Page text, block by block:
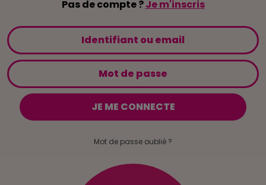
Pas de compte ?Je m'inscris
Mot de passe oublié ?